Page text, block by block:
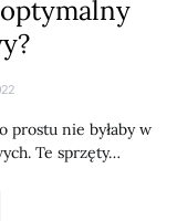
prostu nie byłaby w
Te sprzęty…